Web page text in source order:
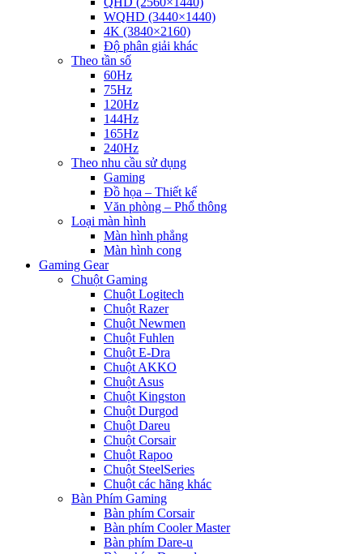
WQHD (3440×1440)
4K (3840×2160)
Độ phân giải khác
Theo tần số
60Hz
75Hz
120Hz
144Hz
165Hz
240Hz
Theo nhu cầu sử dụng
Gaming
Đồ họa – Thiết kế
Văn phòng – Phổ thông
Loại màn hình
Màn hình phẳng
Màn hình cong
Gaming Gear
Chuột Gaming
Chuột Logitech
Chuột Razer
Chuột Newmen
Chuột Fuhlen
Chuột E-Dra
Chuột AKKO
Chuột Asus
Chuột Kingston
Chuột Durgod
Chuột Dareu
Chuột Corsair
Chuột Rapoo
Chuột SteelSeries
Chuột các hãng khác
Bàn Phím Gaming
Bàn phím Corsair
Bàn phím Cooler Master
Bàn phím Dare-u